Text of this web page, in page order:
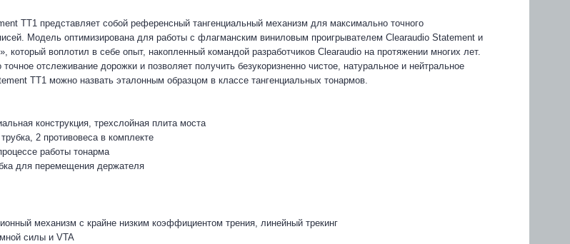
TT1 представляет собой референсный тангенциальный механизм для максимально точного
Модель оптимизирована для работы с флагманским виниловым проигрывателем Clearaudio Statement и
который воплотил в себе опыт, накопленный командой разработчиков Clearaudio на протяжении многих лет.
отслеживание дорожки и позволяет получить безукоризненно чистое, натуральное и нейтральное
TT1 можно назвать эталонным образцом в классе тангенциальных тонармов.
конструкция, трехслойная плита моста
2 противовеса в комплекте
работы тонарма
для перемещения держателя
механизм с крайне низким коэффициентом трения, линейный трекинг
силы и VTA